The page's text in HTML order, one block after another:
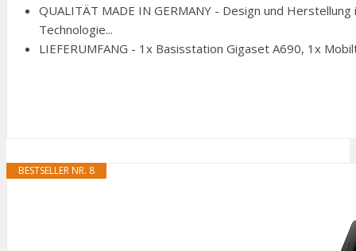
QUALITÄT MADE IN GERMANY - Design und
Technologie...
LIEFERUMFANG - 1x Basisstation Gigaset A690, 1x
BESTSELLER NR. 8